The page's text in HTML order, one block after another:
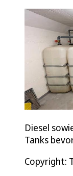
Diesel
Tanks
Copyright: